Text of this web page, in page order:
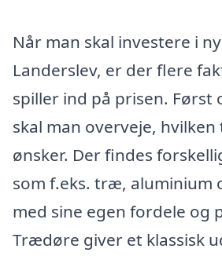
Når man skal investere i
Landerslev, er der flere
spiller ind på prisen. Først
skal man overveje,
ønsker. Der findes
som f.eks. træ, aluminium
med sine egen fordele og
Trædøre giver et klassisk